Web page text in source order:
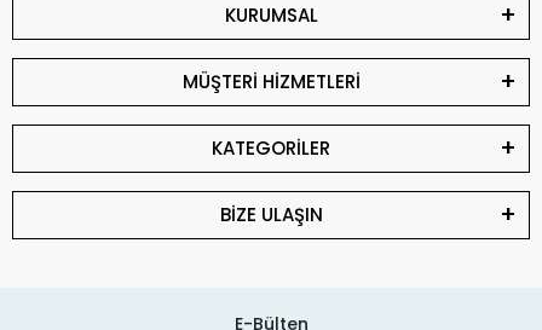
KURUMSAL
MÜŞTERİ HİZMETLERİ
KATEGORİLER
BİZE ULAŞIN
E-Bülten